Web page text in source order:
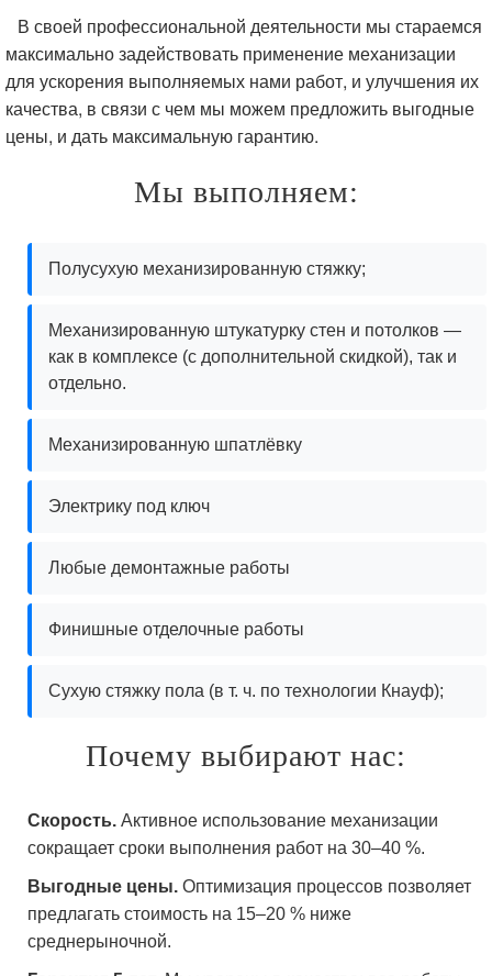
В своей профессиональной деятельности мы стараемся
максимально задействовать применение механизации
для ускорения выполняемых нами работ, и улучшения их
качества, в связи с чем мы можем предложить выгодные
цены, и дать максимальную гарантию.
Мы выполняем:
Полусухую механизированную стяжку;
Механизированную штукатурку стен и потолков —
как в комплексе (с дополнительной скидкой), так и
отдельно.
Механизированную шпатлёвку
Электрику под ключ
Любые демонтажные работы
Финишные отделочные работы
Сухую стяжку пола (в т. ч. по технологии Кнауф);
Почему выбирают нас:
Скорость. Активное использование механизации
сокращает сроки выполнения работ на 30–40 %.
Выгодные цены. Оптимизация процессов позволяет
предлагать стоимость на 15–20 % ниже
среднерыночной.